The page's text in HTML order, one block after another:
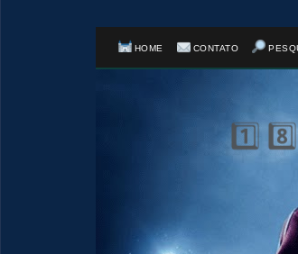
HOME CONTATO